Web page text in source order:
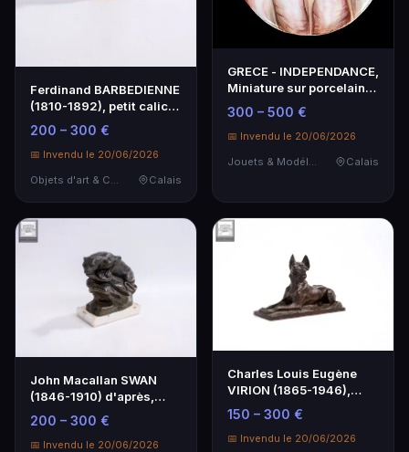
Ferdinand BARBEDIENNE
(1810-1892), petit calice
en émail clo…
200 – 300 €
📅 Invendu le 20/06/2026
Calais
GRECE - INDEPENDANCE,
Miniature sur porcelaine
représentant …
300 – 500 €
📅 Invendu le 20/06/2026
Jouets & Modélisme
Calais
John Macallan SWAN
(1846-1910) d'après,
Sujet Panthère à pat…
200 – 300 €
📅 Invendu le 20/06/2026
Charles Louis Eugène
VIRION (1865-1946),
d'après.
150 – 300 €
📅 Invendu le 20/06/2026